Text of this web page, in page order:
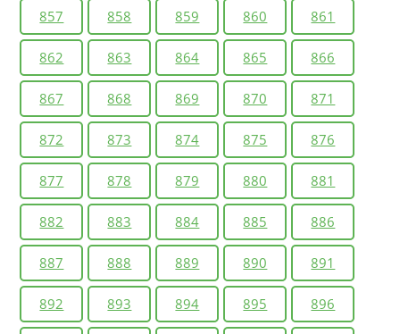
857 858 859 860 861
862 863 864 865 866
867 868 869 870 871
872 873 874 875 876
877 878 879 880 881
882 883 884 885 886
887 888 889 890 891
892 893 894 895 896